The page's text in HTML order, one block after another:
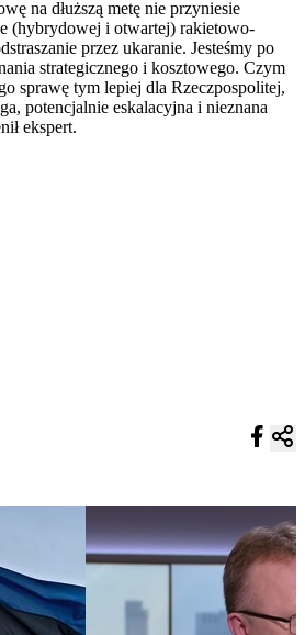
na dłuższą metę nie przyniesie
(hybrydowej i otwartej) rakietowo-
przez ukaranie. Jesteśmy po
strategicznego i kosztowego. Czym
sprawę tym lepiej dla Rzeczpospolitej,
potencjalnie eskalacyjna i nieznana
ekspert.